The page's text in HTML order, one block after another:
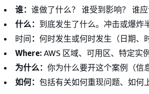
谁： 谁做了什么？ 谁受到影响？ 谁
什么： 到底发生了什么。冲击或爆炸
时间： 何时发生或何时发生（日期、
Where: AWS 区域、可用区、特定实
为什么： 你为什么要开这个案例（信
如何： 包括有关如何重现问题、如何